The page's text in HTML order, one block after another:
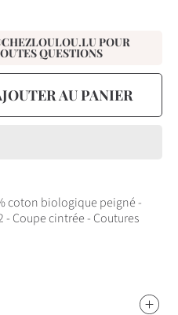
POUR
QUESTIONS
AU PANIER
coton biologique peigné -
Coupe cintrée - Coutures